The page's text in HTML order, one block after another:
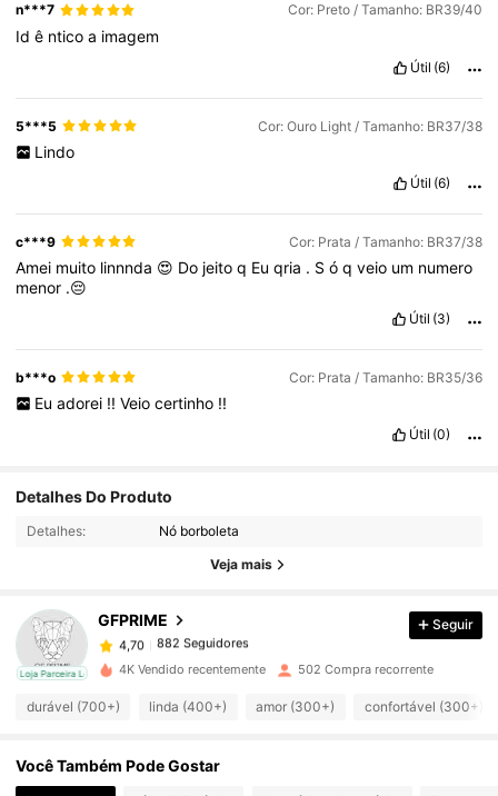
n***7 Cor: Preto / Tamanho: BR39/40
Idê nticoa imagem
Útil (6)
5***5 Cor: Ouro Light / Tamanho: BR37/38
Lindo
Útil (6)
c***9 Cor: Prata / Tamanho: BR37/38
Amei muito linnnda 😍 Do jeitoq Euqria . Sóqveio um numero
menor .😔
Útil (3)
b***o Cor: Prata / Tamanho: BR35/36
Eu adorei !! Veio certinho !!
Útil (0)
Detalhes Do Produto
Detalhes: Nó borboleta
Veja mais
Loja Parceira Local
GFPRIME
4,70 882 Seguidores
882 Seguidores
4,70
882 Seguidores
5***0 pago1 dia atrás
4,70 882 Seguidores
Seguir
4K Vendido recentemente 502 Compra recorrente
durável (700+) linda (400+) amor (300+) confortável (300+)
Você Também Pode Gostar